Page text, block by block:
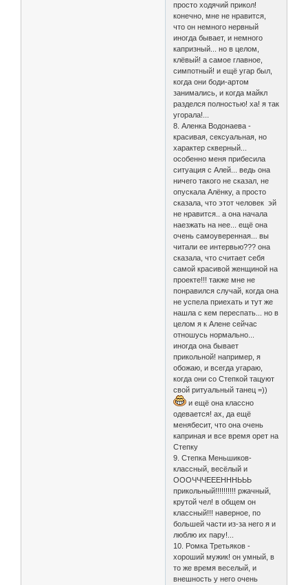
просто ходячий прикол!
конечно, мне не нравится,
что он немного нервный
иногда бывает, и немного
капризный... но в целом,
клёвый! а самое главное,
симпотный! и ещё угар был,
когда они боди-артом
занимались, и когда майкл
разделся полностью! ха! я так
угорала!...
8. Аленка Водонаева -
красивая, сексуальная, но
характер скверный...
особенно меня прибесила
ситуация с Алей... ведь она
ничего такого не сказал, не
опускала Алёнку, а просто
сказала, что этот человек эй
не нравится.. а она начала
наезжать на нее... ещё она
очень самоуверенная... вы
читали ее интервью??? она
сказала, что считает себя
самой красивой женщиной на
проекте!!! также мне не
понравился случай, когда она
не успела приехать и тут же
нашла с кем переспать... но в
целом я к Алене сейчас
отношусь нормально...
иногда она бывает
прикольной! например, я
обожаю, и всегда угараю,
когда они со Степкой тацуют
свой ритуальный танец =))
и ещё она классно
одевается! ах, да ещё
менябесит, что она очень
каприная и все время орет на
Степку
9. Степка Меньшиков-
классный, весёлый и
ОООЧЧЧЕЕЕНННЬЬЬ
прикольный!!!!!!!!!! ржачный,
крутой чел! в общем он
классный!!! наверное, по
большей части из-за него я и
люблю их пару!...
10. Ромка Третьяков -
хороший мужик! он умный, в
то же время веселый, и
внешность у него очень